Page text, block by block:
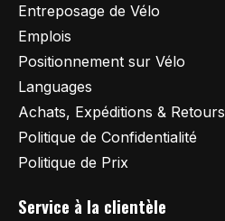
Entreposage de Vélo
Emplois
Positionnement sur Vélo
Languages
Achats, Expéditions & Retours
Politique de Confidentialité
Politique de Prix
Service à la clientèle